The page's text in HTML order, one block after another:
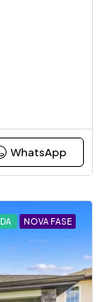
WhatsApp
NOVA FASE